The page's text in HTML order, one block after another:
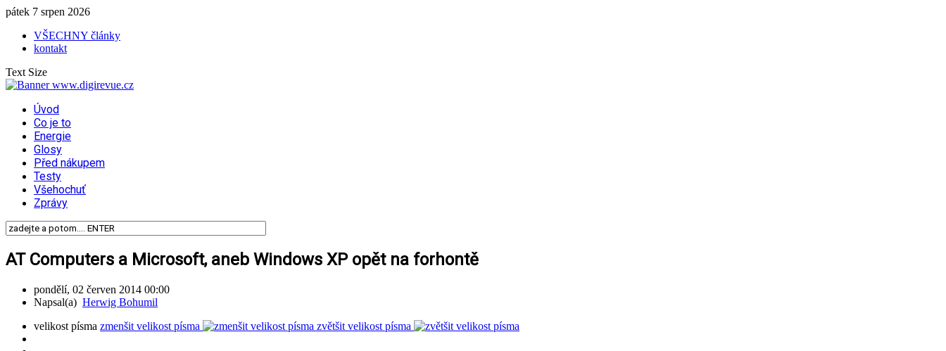
pátek 7 srpen 2026
VŠECHNY články
kontakt
Text Size
Úvod
Co je to
Energie
Glosy
Před nákupem
Testy
Všehochuť
Zprávy
AT Computers a Microsoft, aneb Windows XP opět na forhontě
pondělí, 02 červen 2014 00:00
Napsal(a) Herwig Bohumil
velikost písma zmenšit velikost písma zvětšit velikost písma